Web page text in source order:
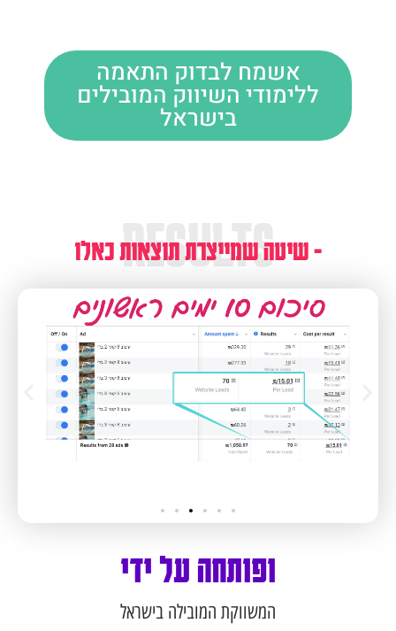
אשמח לבדוק התאמה
ללימודי השיווק המובילים
בישראל
RESULTS שיטה שמייצרת תוצאות כאלו -
ופותחה על ידי
המשווקת המובילה בישראל